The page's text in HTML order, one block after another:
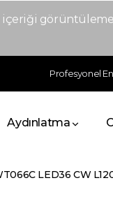
Profesyonel
Aydınlatma
LED36 CW